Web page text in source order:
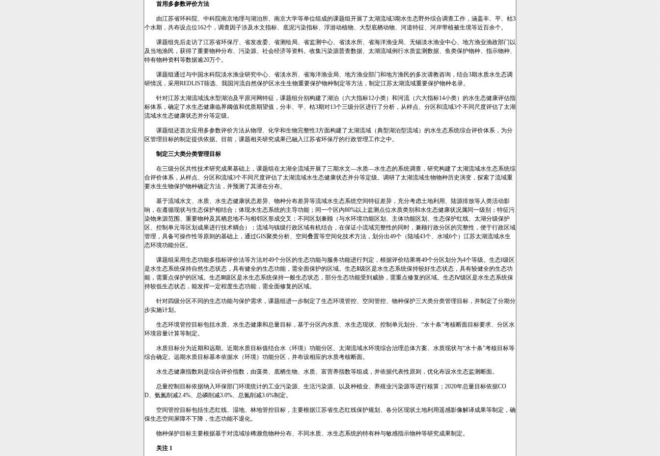
首用多参数评价方法
由江苏省环科院、中科院南京地理与湖泊所、南京大学等单位组成的课题组开展了太湖流域3期水生态野外综合调查工作，涵盖丰、平、枯3
个水期，共布设点位162个，调查因子涉及水文指标、底泥污染指标、浮游动植物、大型底栖动物、河道特征、河岸带植被生境等近百余个。
课题组先后走访了江苏省环保厅、省发改委、省测绘局、省监测中心、省淡水所、省海洋渔业局、无锡淡水渔业中心、地方渔业渔政部门以
及当地渔民，获得了重要物种分布、污染源、社会经济等资料。收集污染源普查数据、太湖流域例行水质监测数据、鱼类保护物种、指示物种、
特有物种资料等数据逾20万个。
课题组通过与中国水科院淡水渔业研究中心、省淡水所、省海洋渔业局、地方渔业部门和地方渔民的多次请教咨询，结合3期水质水生态调
研情况，采用REDLIST筛选、我国河流自然保护区水生生物重要保护物种制定等方法，制定江苏太湖流域重要保护物种名录。
针对江苏太湖流域浅水型湖泊及平原河网特征，课题组分别构建了湖泊（六大指标12小类）和河流（六大指标14小类）的水生态健康评估指
标体系，确定了水生态健康临界阈值和优质期望值，分丰、平、枯3期对13个三级分区进行了分析，从样点、分区和流域3个不同尺度评估了太湖
流域水生态健康状态并分等定级。
课题组还首次应用多参数评价方法从物理、化学和生物完整性3方面构建了太湖流域（典型湖泊型流域）的水生态系统综合评价体系，为分
区管理目标的制定提供依据。目前，课题相关研究成果已融入江苏省环保厅的行政管理工作之中。
制定三大类分类管理目标
在三级分区共性技术研究成果基础上，课题组在太湖全流域开展了三期水文—水质—水生态的系统调查，研究构建了太湖流域水生态系统综
合评价体系，从样点、分区和流域3个不同尺度评估了太湖流域水生态健康状态并分等定级。调研了太湖流域生物物种历史演变，探索了流域重
要水生生物保护物种确定方法，并预测了其潜在分布。
基于流域水文、水质、水生态健康状态差异、物种分布差异等流域水生态系统空间特征差异，充分考虑土地利用、陆源排放等人类活动影
响，在遵循现状与生态保护相结合；体现水生态系统的主导功能；同一个区内80%以上监测点位水质类别和水生态健康状况属同一级别；特征污
染物来源范围、重要物种及其栖息地不与相邻区形成交叉；不同区划兼顾（与水环境功能区划、主体功能区划、生态保护红线、太湖分级保护
区、控制单元等区划成果进行技术耦合）；流域与镇级行政区域有机结合，在保证小流域完整性的同时，兼顾行政分区的完整性，便于行政区域
管理，具备可操作性等原则的基础上，通过GIS聚类分析、空间叠置等空间化技术方法，划分出49个（陆域43个、水域6个）江苏太湖流域水生
态环境功能分区。
课题组采用生态功能多指标评价法等方法对49个分区的生态功能与服务功能进行判定，根据评价结果将49个分区划分为4个等级。生态Ⅰ级区
是水生态系统保持自然生态状态，具有健全的生态功能，需全面保护的区域。生态Ⅱ级区是水生态系统保持较好生态状态，具有较健全的生态功
能，需重点保护的区域。生态Ⅲ级区是水生态系统保持一般生态状态，部分生态功能受到威胁，需重点修复的区域。生态Ⅳ级区是水生态系统保
持较低生态状态，能发挥一定程度生态功能，需全面修复的区域。
针对四级分区不同的生态功能与保护需求，课题组进一步制定了生态环境管控、空间管控、物种保护三大类分类管理目标，并制定了分期分
步实施计划。
生态环境管控目标包括水质、水生态健康和总量目标，基于分区内水质、水生态现状、控制单元划分、“水十条”考核断面目标要求、分区水
环境容量计算等制定。
水质目标分为近期和远期。近期水质目标值结合水（环境）功能分区、太湖流域水环境综合治理总体方案、水质现状与“水十条”考核目标等
综合确定。远期水质目标基本依据水（环境）功能分区，并布设相应的水质考核断面。
水生态健康指数则是综合评价指数，由藻类、底栖生物、水质、富营养指数等组成，并依据代表性原则，优化布设水生态监测断面。
总量控制目标依据纳入环保部门环境统计的工业污染源、生活污染源、以及种植业、养殖业污染源等进行核算；2020年总量目标依据CO
D、氨氮削减2.4%、总磷削减3.0%、总氮削减3.6%制定。
空间管控目标包括生态红线、湿地、林地管控目标，主要根据江苏省生态红线保护规划、各分区现状土地利用遥感影像解译成果等制定，确
保生态空间屏障不下降，生态功能不退化。
物种保护目标主要根据基于对流域珍稀濒危物种分布、不同水质、水生态系统的特有种与敏感指示物种等研究成果制定。
关注 1